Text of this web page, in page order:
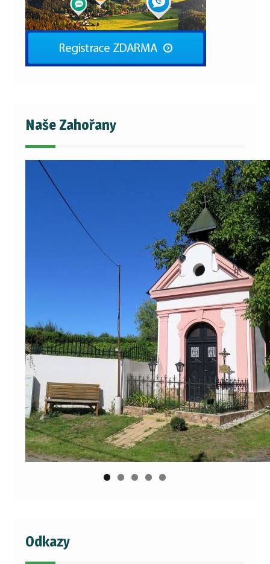
Naše Zahořany
Odkazy